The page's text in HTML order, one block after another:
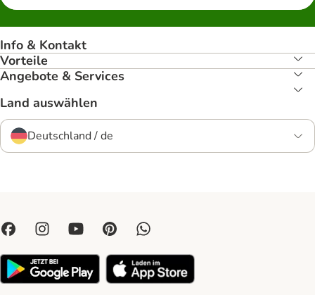
Info & Kontakt
Vorteile
Angebote & Services
Land auswählen
Deutschland / de